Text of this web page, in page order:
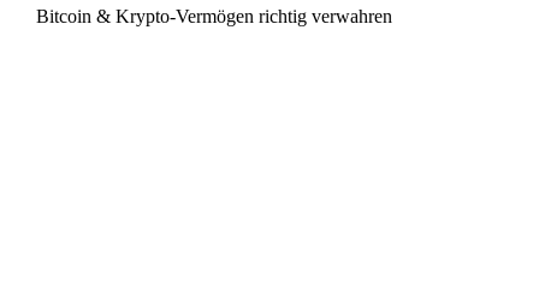
Bitcoin & Krypto-Vermögen richtig verwahren